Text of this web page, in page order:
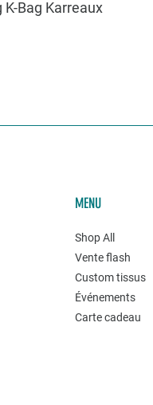
K-Bag Karreaux
MENU
Shop All
Vente flash
Custom tissus
Événements
Carte cadeau